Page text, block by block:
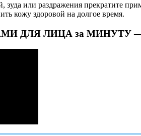
зуда или раздражения прекратите
кожу здоровой на долгое время.
ЛИЦА за МИНУТУ — 2